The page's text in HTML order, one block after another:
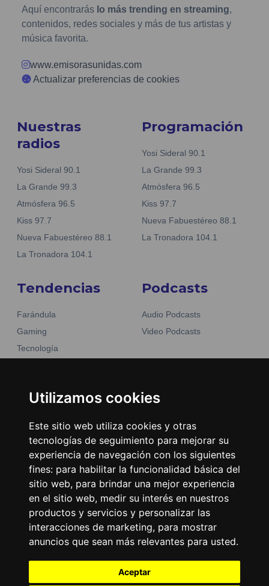
Utilizamos cookies
Este sitio web utiliza cookies y otras
tecnologías de seguimiento para mejorar su
experiencia de navegación con los siguientes
fines: para habilitar la funcionalidad básica del
sitio web, para brindar una mejor experiencia
en el sitio web, medir su interés en nuestros
productos y servicios y personalizar las
interacciones de marketing, para mostrar
anuncios que sean más relevantes para usted.
Aceptar
Aquí encontrarás lo más trending en streaming,
contenidos, redes sociales y más de tus artistas y
música favorita.
www.emisorasunidas.com
Actualizar preferencias de cookies
Nuestras
radios
Yosi Sideral 90.1
La Grande 99.3
Atmósfera 96.5
Kiss 97.7
Nueva Fabuestéreo 88.1
La Tronadora 104.1
Programación
Yosi Sideral 90.1
La Grande 99.3
Atmósfera 96.5
Kiss 97.7
Nueva Fabuestéreo 88.1
La Tronadora 104.1
Tendencias
Farándula
Gaming
Tecnología
Noticias
Podcasts
Audio Podcasts
Video Podcasts
Emisoras Unidas
Encuéntranos
Contacto
Términos y condiciones
Directorio